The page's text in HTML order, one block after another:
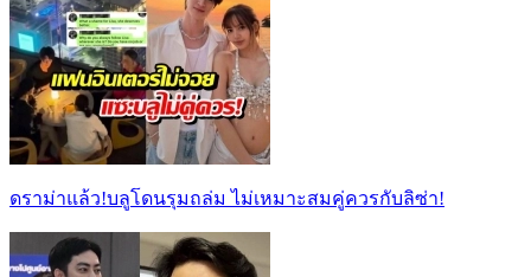
ดราม่าแล้ว!บลูโดนรุมถล่ม ไม่เหมาะสมคู่ควรกับลิซ่า!